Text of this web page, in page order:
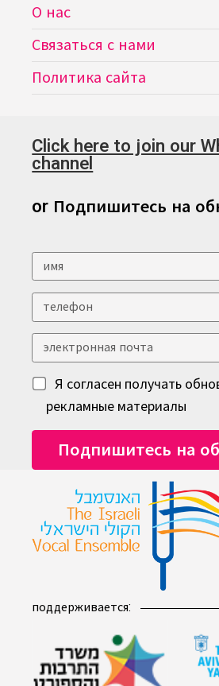
О нас
Связаться с нами
Политика сайта
Click here to join our
channel
or Подпишитесь на
Я согласен получать
рекламные материалы
поддерживается: